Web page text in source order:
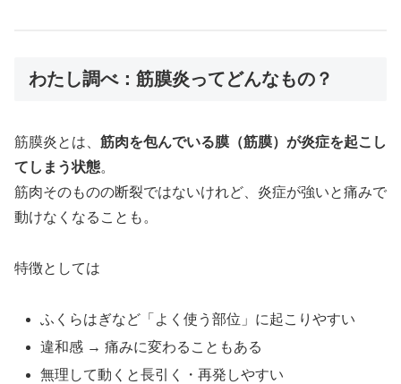
わたし調べ：筋膜炎ってどんなもの？
筋膜炎とは、 筋肉を包んでいる膜（筋膜）が炎症を起こし
てしまう状態。
筋肉そのものの断裂ではないけれど、炎症が強いと痛みで
動けなくなることも。
特徴としては
ふくらはぎなど「よく使う部位」に起こりやすい
違和感 → 痛みに変わることもある
無理して動くと長引く・再発しやすい